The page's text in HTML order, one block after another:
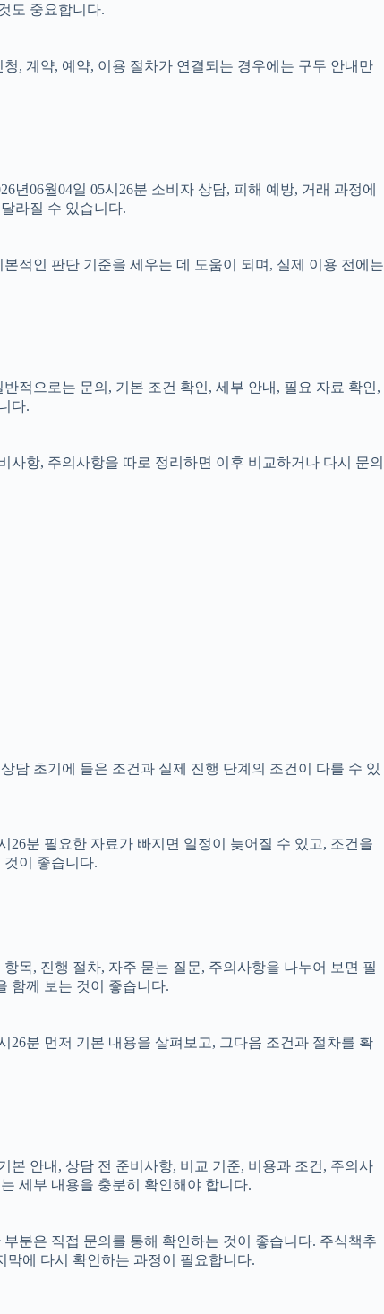
도 중요합니다.
, 계약, 예약, 이용 절차가 연결되는 경우에는 구두 안내만
년06월04일 05시26분 소비자 상담, 피해 예방, 거래 과정에
라질 수 있습니다.
적인 판단 기준을 세우는 데 도움이 되며, 실제 이용 전에는
적으로는 문의, 기본 조건 확인, 세부 안내, 필요 자료 확인,
다.
사항, 주의사항을 따로 정리하면 이후 비교하거나 다시 문의
담 초기에 들은 조건과 실제 진행 단계의 조건이 다를 수 있
26분 필요한 자료가 빠지면 일정이 늦어질 수 있고, 조건을
이 좋습니다.
목, 진행 절차, 자주 묻는 질문, 주의사항을 나누어 보면 필
함께 보는 것이 좋습니다.
26분 먼저 기본 내용을 살펴보고, 그다음 조건과 절차를 확
본 안내, 상담 전 준비사항, 비교 기준, 비용과 조건, 주의사
세부 내용을 충분히 확인해야 합니다.
분은 직접 문의를 통해 확인하는 것이 좋습니다. 주식책추
에 다시 확인하는 과정이 필요합니다.